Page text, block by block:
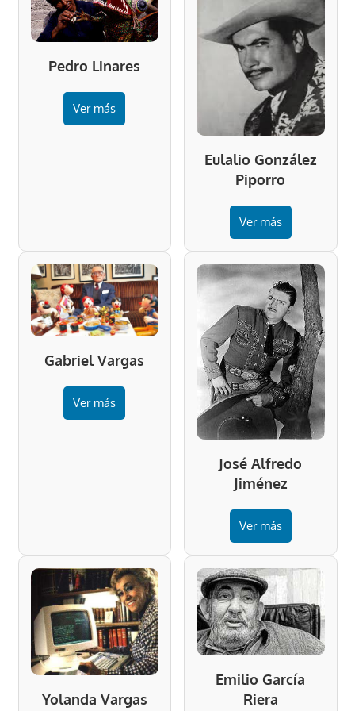
Pedro Linares
Ver más
Eulalio González
Piporro
Ver más
Gabriel Vargas
Ver más
José Alfredo
Jiménez
Ver más
Yolanda Vargas
Emilio García
Riera